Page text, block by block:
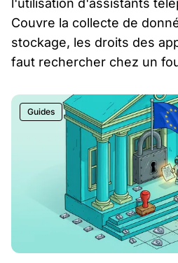
l'utilisation d'assistants
Couvre la collecte de
stockage, les droits des
faut rechercher chez un
Guides